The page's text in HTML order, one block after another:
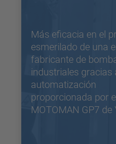
Más eficacia en el
esmerilado de una
fabricante de
industriales gracias
automatización
proporcionada por
MOTOMAN GP7 de